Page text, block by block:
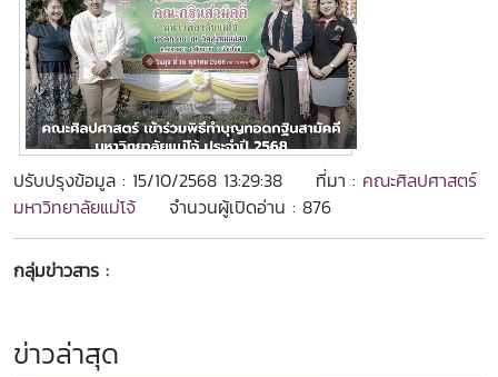
ปรับปรุงข้อมูล : 15/10/2568 13:29:38 ที่มา : คณะศิลปศาสตร์
มหาวิทยาลัยแม่โจ้
จำนวนผู้เปิดอ่าน : 876
กลุ่มข่าวสาร :
ข่าวล่าสุด